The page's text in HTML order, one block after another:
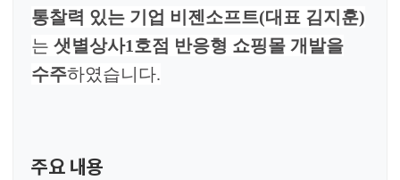
통찰력 있는 기업 비젠소프트(대표 김지훈)
는 샛별상사1호점 반응형 쇼핑몰 개발을
수주하였습니다.
주요 내용